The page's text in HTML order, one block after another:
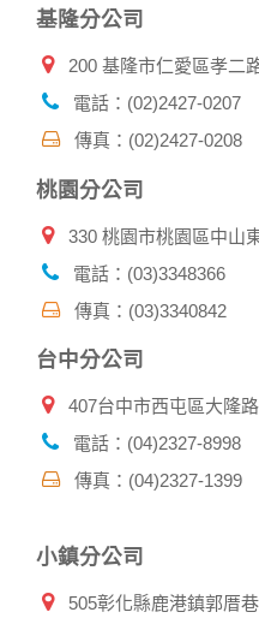
商，或與連結本網站，也可能
保護政策，其資料處理措施
公司不負任何連帶責任。
或電子郵件給您。本公司除
收這些資料或電子郵件的方法
資料使用:
本公司不會向任何人出售或出
資料：
違反本公司旗下網站的會員
2.為了保護使用者個人隱私，
帳號資料。若您有相關法律
有相關資料，以協助調查及破
請妥善保管您在本公司及相關
本公司相關企業伙伴網站所
基隆分公司
200 基隆市仁愛區孝二
電話：(02)2427-0207
傳真：(02)2427-0208
桃園分公司
330 桃園市桃園區中山
電話：(03)3348366
傳真：(03)3340842
台中分公司
407台中市西屯區大隆
電話：(04)2327-8998
傳真：(04)2327-1399
小鎮分公司
505彰化縣鹿港鎮郭厝